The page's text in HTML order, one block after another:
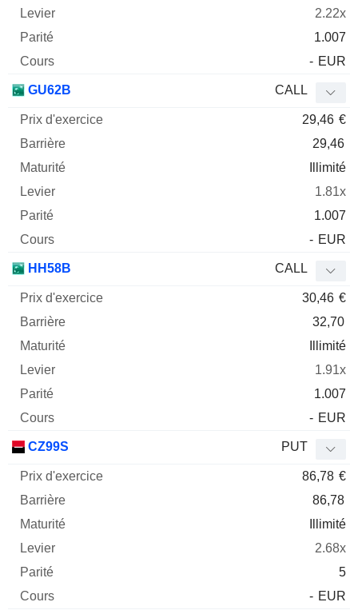
2.22x
1.007
- EUR
GU62B CALL
29,46 €
29,46
Illimité
1.81x
1.007
- EUR
HH58B CALL
30,46 €
32,70
Illimité
1.91x
1.007
- EUR
CZ99S PUT
86,78 €
86,78
Illimité
2.68x
5
- EUR